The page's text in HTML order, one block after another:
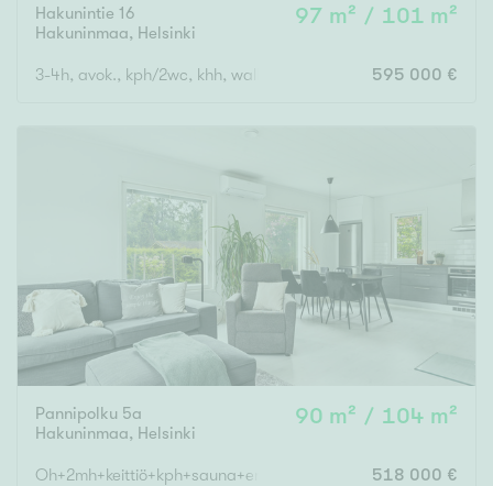
Uudiskohteet
Vain uudiskohteet Ei uudiskohteita
Arvokohteet
Vain arvokohteet
Kunto
Hyvä
Hakunintie 16
Hakuninmaa, Helsinki
97 m² / 101 m²
3-4h, avok., kph/2wc, khh, walk-in vaatehuone, sisävsto +
595 000 €
Pannipolku 5a
Hakuninmaa, Helsinki
90 m² / 104 m²
Oh+2mh+keittiö+kph+sauna+erillinen wc+khh+tekninen tila
518 000 €